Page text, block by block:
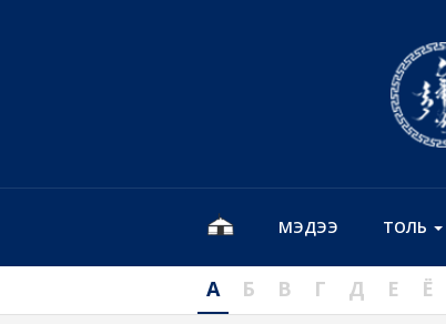
МЭДЭЭ ТОЛЬ
А Б В Г Д Е Ё